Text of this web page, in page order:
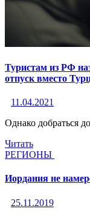
Туристам из РФ
отпуск вместо
11.04.2021
Однако добраться
Читать
РЕГИОНЫ
Иордания не
25.11.2019